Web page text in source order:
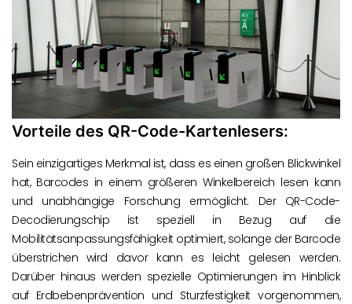
Vorteile des QR-Code-Kartenlesers:
Sein einzigartiges Merkmal ist, dass es einen großen Blickwinkel
hat, Barcodes in einem größeren Winkelbereich lesen kann
und unabhängige Forschung ermöglicht. Der QR-Code-
Decodierungschip ist speziell in Bezug auf die
Mobilitätsanpassungsfähigkeit optimiert, solange der Barcode
überstrichen wird davor kann es leicht gelesen werden.
Darüber hinaus werden spezielle Optimierungen im Hinblick
auf Erdbebenprävention und Sturzfestigkeit vorgenommen,